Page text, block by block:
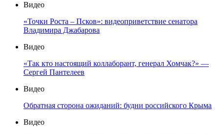
Видео
«Точки Роста – Псков»: видеоприветствие сенатора
Владимира Джабарова
Видео
«Так кто настоящий коллаборант, генерал Хомчак?» —
Сергей Пантелеев
Видео
Обратная сторона ожиданий: будни российского Крыма
Видео